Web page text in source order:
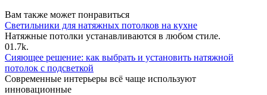
Вам также может понравиться
Светильники для натяжных потолков на кухне
Натяжные потолки устанавливаются в любом стиле.
01.7k.
Сияющее решение: как выбрать и установить натяжной
потолок с подсветкой
Современные интерьеры всё чаще используют
инновационные